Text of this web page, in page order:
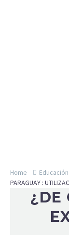
Home
PARAGUAY :
¿DE